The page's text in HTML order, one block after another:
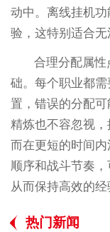
动中。离线挂机
验，这特别适合无
合理分配属
础。每个职业都
置，错误的分配
精炼也不容忽视
而在更短的时间
顺序和战斗节奏
从而保持高效的经
热门新闻